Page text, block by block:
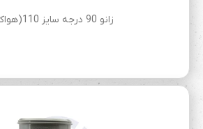
زانو 90 درجه سایز 110(هواکشی)